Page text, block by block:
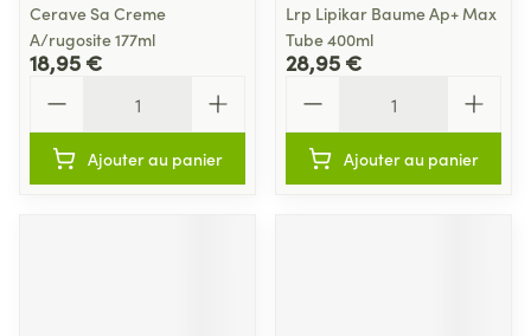
Cerave Sa Creme
A/rugosite 177ml
18,95 €
Ajouter au panier
Lrp Lipikar Baume Ap+ Max
Tube 400ml
28,95 €
Ajouter au panier